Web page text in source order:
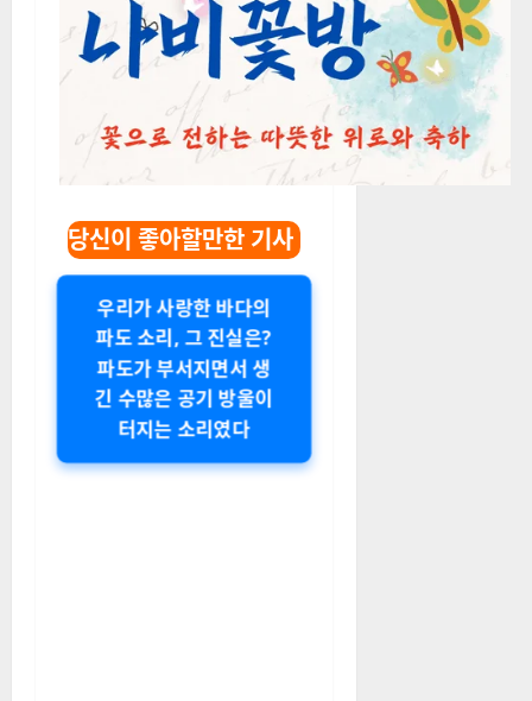
당신이 좋아할만한 기사
우리가 사랑한 바다의
파도 소리, 그 진실은?
파도가 부서지면서 생
긴 수많은 공기 방울이
터지는 소리였다